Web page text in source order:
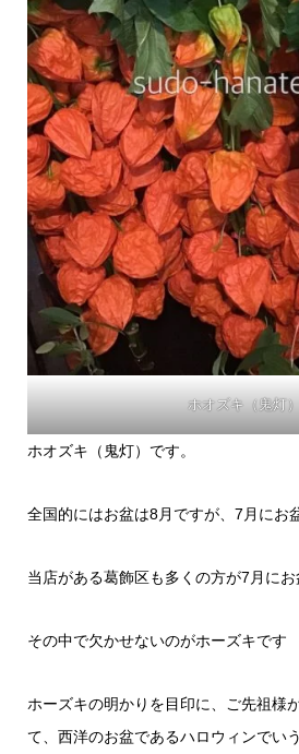
ホオズキ（鬼灯）
ホオズキ（鬼灯）です。
全国的にはお盆は8月ですが、7月にお
当店がある葛飾区も多くの方が7月に
その中で欠かせないのがホーズキです
ホーズキの明かりを目印に、ご先祖様
て、西洋のお盆であるハロウィンでい